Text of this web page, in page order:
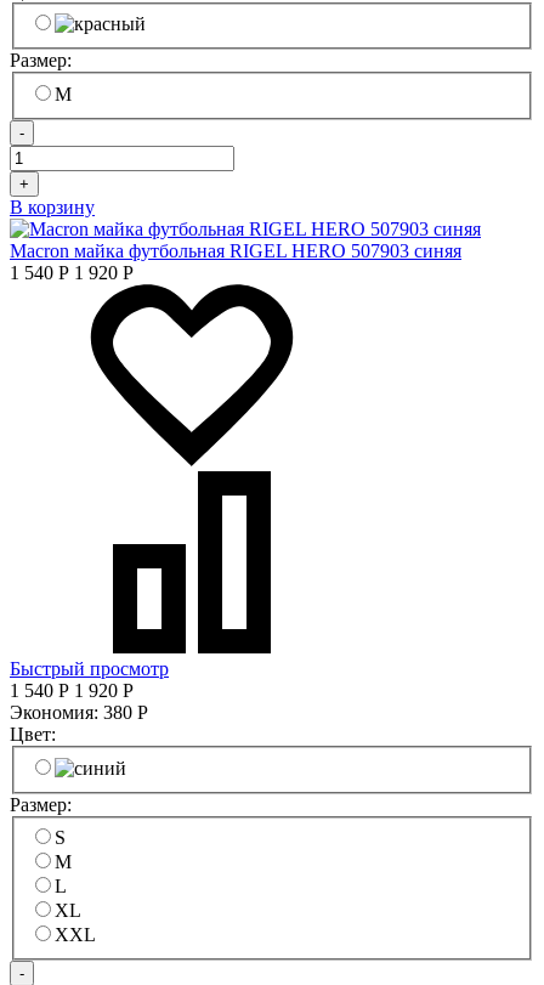
Размер:
M
-
+
В корзину
Macron майка футбольная RIGEL HERO 507903 синяя
1 540 Р 1 920 Р
Быстрый просмотр
1 540 Р 1 920 Р
Экономия: 380 Р
Цвет:
Размер:
S
M
L
XL
XXL
-